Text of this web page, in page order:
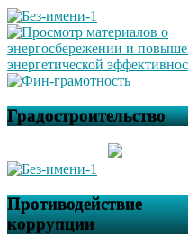
Градостроительство
Противодействие
коррупции